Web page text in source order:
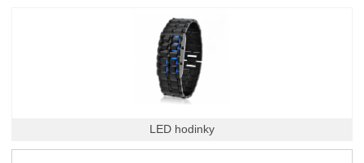
LED hodinky